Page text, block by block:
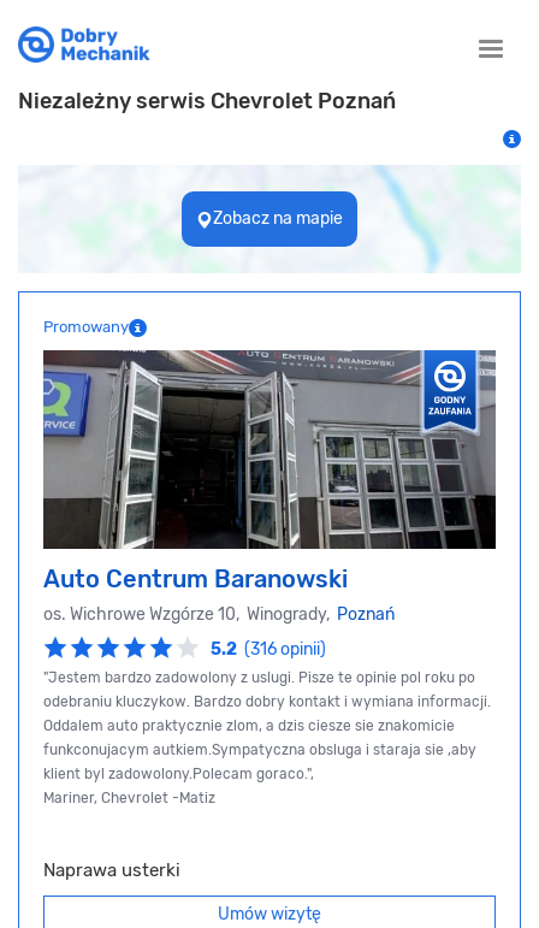
Toggle
Niezależny serwis Chevrolet Poznań
Zobacz na mapie
Promowany
Auto Centrum Baranowski
os. Wichrowe Wzgórze 10, Winogrady, Poznań
5.2 (316 opinii)
"Jestem bardzo zadowolony z uslugi. Pisze te opinie pol roku po
odebraniu kluczykow. Bardzo dobry kontakt i wymiana informacji.
Oddalem auto praktycznie zlom, a dzis ciesze sie znakomicie
funkconujacym autkiem.Sympatyczna obsluga i staraja sie ,aby
klient byl zadowolony.Polecam goraco.",
Mariner, Chevrolet -Matiz
Naprawa usterki
Umów wizytę